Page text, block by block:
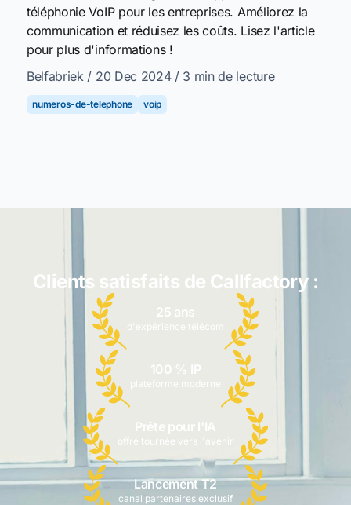
téléphonie VoIP pour les entreprises. Améliorez la
communication et réduisez les coûts. Lisez l'article
pour plus d'informations !
Belfabriek / 20 Dec 2024 / 3 min de lecture
numeros-de-telephone voip
Clients satisfaits de Callfactory :
25 ans
d'expérience télécom
100 % IP
plateforme moderne
Prête pour l'IA
offre tournée vers l'avenir
Lancement T2
canal partenaires exclusif